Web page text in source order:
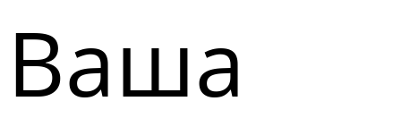
Ваша